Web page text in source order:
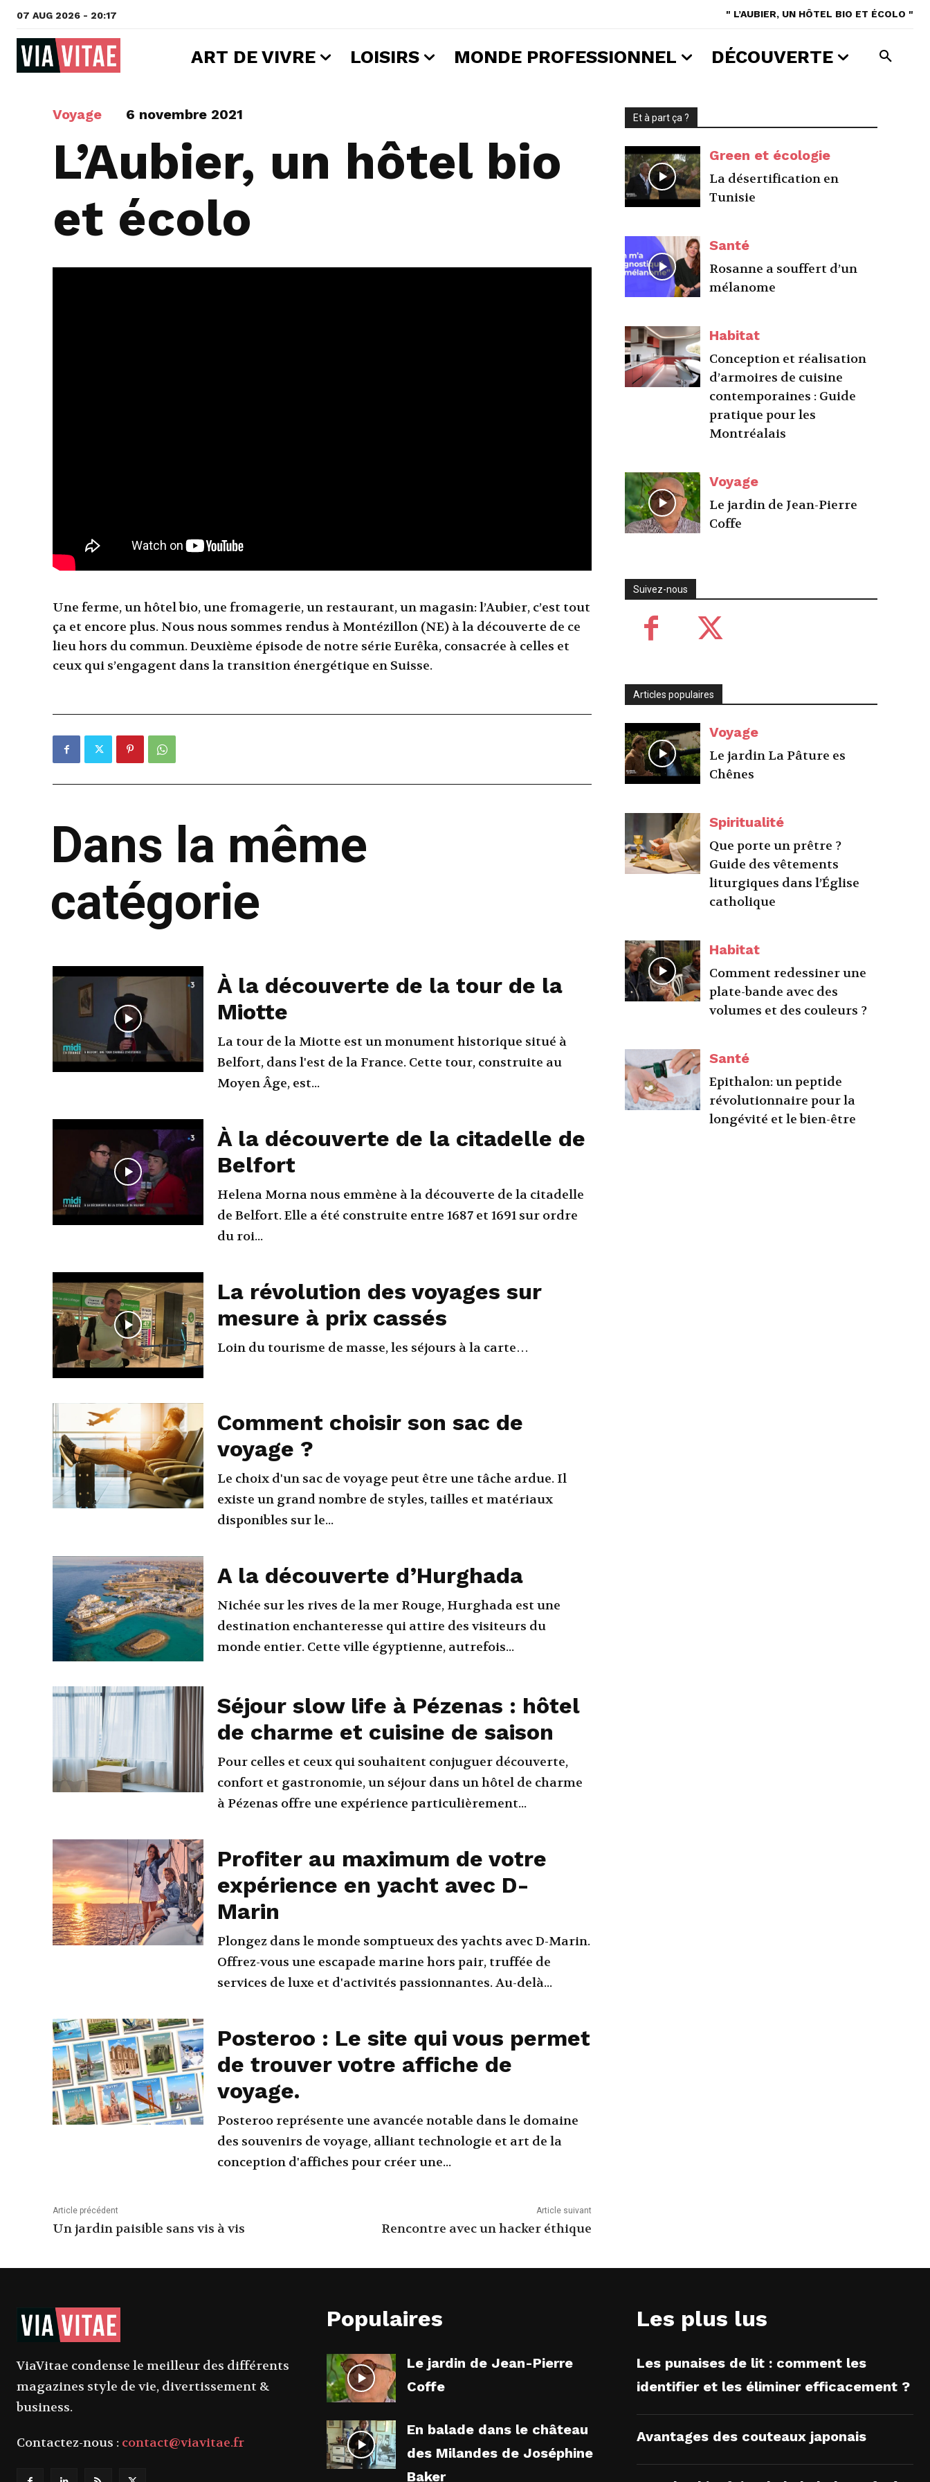
07 AUG 2026 - 20:17 " L’AUBIER, UN HÔTEL BIO ET ÉCOLO "
ART DE VIVRE LOISIRS MONDE PROFESSIONNEL DÉCOUVERTE
Voyage 6 novembre 2021
L’Aubier, un hôtel bio
et écolo
Une ferme, un hôtel bio, une fromagerie, un restaurant, un magasin: l’Aubier, c’est tout
ça et encore plus. Nous nous sommes rendus à Montézillon (NE) à la découverte de ce
lieu hors du commun. Deuxième épisode de notre série Eurêka, consacrée à celles et
ceux qui s’engagent dans la transition énergétique en Suisse.
Dans la même
catégorie
À la découverte de la tour de la
Miotte
La tour de la Miotte est un monument historique situé à
Belfort, dans l'est de la France. Cette tour, construite au
Moyen Âge, est...
À la découverte de la citadelle de
Belfort
Helena Morna nous emmène à la découverte de la citadelle
de Belfort. Elle a été construite entre 1687 et 1691 sur ordre
du roi...
La révolution des voyages sur
mesure à prix cassés
Loin du tourisme de masse, les séjours à la carte…
Comment choisir son sac de
voyage ?
Le choix d'un sac de voyage peut être une tâche ardue. Il
existe un grand nombre de styles, tailles et matériaux
disponibles sur le...
A la découverte d’Hurghada
Nichée sur les rives de la mer Rouge, Hurghada est une
destination enchanteresse qui attire des visiteurs du
monde entier. Cette ville égyptienne, autrefois...
Séjour slow life à Pézenas : hôtel
de charme et cuisine de saison
Pour celles et ceux qui souhaitent conjuguer découverte,
confort et gastronomie, un séjour dans un hôtel de charme
à Pézenas offre une expérience particulièrement...
Profiter au maximum de votre
expérience en yacht avec D-
Marin
Plongez dans le monde somptueux des yachts avec D-Marin.
Offrez-vous une escapade marine hors pair, truffée de
services de luxe et d'activités passionnantes. Au-delà...
Posteroo : Le site qui vous permet
de trouver votre affiche de
voyage.
Posteroo représente une avancée notable dans le domaine
des souvenirs de voyage, alliant technologie et art de la
conception d'affiches pour créer une...
Article précédent
Un jardin paisible sans vis à vis
Article suivant
Rencontre avec un hacker éthique
Et à part ça ?
Green et écologie
La désertification en
Tunisie
Santé
Rosanne a souffert d’un
mélanome
Habitat
Conception et réalisation
d’armoires de cuisine
contemporaines : Guide
pratique pour les
Montréalais
Voyage
Le jardin de Jean-Pierre
Coffe
Suivez-nous
Articles populaires
Voyage
Le jardin La Pâture es
Chênes
Spiritualité
Que porte un prêtre ?
Guide des vêtements
liturgiques dans l’Église
catholique
Habitat
Comment redessiner une
plate-bande avec des
volumes et des couleurs ?
Santé
Epithalon: un peptide
révolutionnaire pour la
longévité et le bien-être
ViaVitae condense le meilleur des différents
magazines style de vie, divertissement &
business.
Contactez-nous : contact@viavitae.fr
Populaires
Le jardin de Jean-Pierre
Coffe
En balade dans le château
des Milandes de Joséphine
Baker
Les plus lus
Les punaises de lit : comment les
identifier et les éliminer efficacement ?
Avantages des couteaux japonais